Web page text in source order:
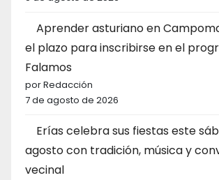
Aprender asturiano en
el plazo para inscribirse en el
Falamos
por Redacción
7 de agosto de 2026
Erías celebra sus fiestas este
agosto con tradición, música y
vecinal